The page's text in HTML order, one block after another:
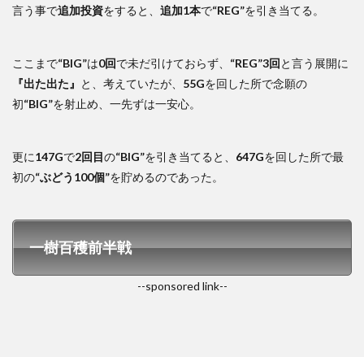
言う事で追加投資をすると、 追加1本で“REG”を引き当てる。
ここまで“BIG”は0回で未だ引けておらず、 “REG”3回と言う展開に
『出た出た』 と、考えていたが、 55Gを回した所で念願の
初“BIG”を射止め、一先ずは一安心。
更に147Gで2回目の“BIG”を引き当てると、 647Gを回した所で最
初の“ぶどう100個”を貯めるのであった。
一樹百穫前半戦
--sponsored link--